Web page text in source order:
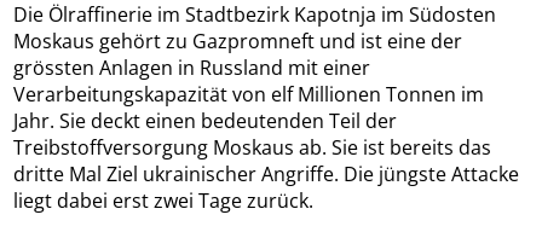
Die Ölraffinerie im Stadtbezirk Kapotnja im Südosten
Moskaus gehört zu Gazpromneft und ist eine der
grössten Anlagen in Russland mit einer
Verarbeitungskapazität von elf Millionen Tonnen im
Jahr. Sie deckt einen bedeutenden Teil der
Treibstoffversorgung Moskaus ab. Sie ist bereits das
dritte Mal Ziel ukrainischer Angriffe. Die jüngste Attacke
liegt dabei erst zwei Tage zurück.